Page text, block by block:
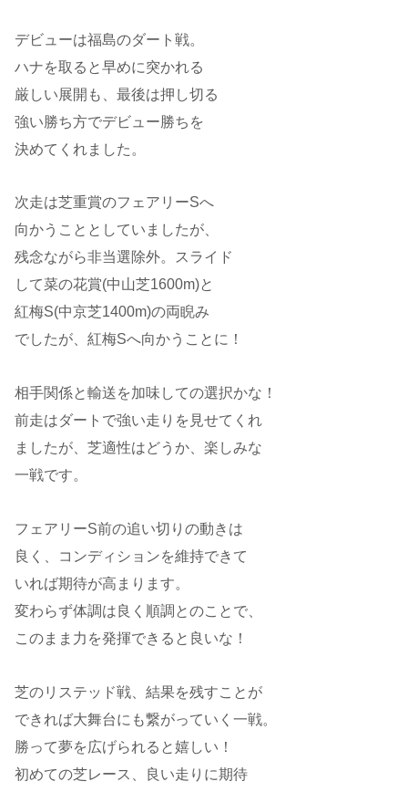
デビューは福島のダート戦。
ハナを取ると早めに突かれる
厳しい展開も、最後は押し切る
強い勝ち方でデビュー勝ちを
決めてくれました。
次走は芝重賞のフェアリーSへ
向かうこととしていましたが、
残念ながら非当選除外。スライド
して菜の花賞(中山芝1600m)と
紅梅S(中京芝1400m)の両睨み
でしたが、紅梅Sへ向かうことに！
相手関係と輸送を加味しての選択かな！
前走はダートで強い走りを見せてくれ
ましたが、芝適性はどうか、楽しみな
一戦です。
フェアリーS前の追い切りの動きは
良く、コンディションを維持できて
いれば期待が高まります。
変わらず体調は良く順調とのことで、
このまま力を発揮できると良いな！
芝のリステッド戦、結果を残すことが
できれば大舞台にも繋がっていく一戦。
勝って夢を広げられると嬉しい！
初めての芝レース、良い走りに期待